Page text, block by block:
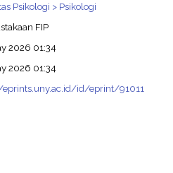
Psikologi > Psikologi
FIP
2026 01:34
2026 01:34
id/eprint/91011